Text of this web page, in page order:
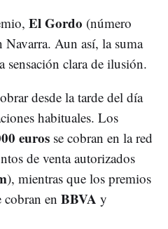
El Gordo (número
Navarra. Aun así, la suma
sensación clara de ilusión.
desde la tarde del día
habituales. Los
euros se cobran en la red
de venta autorizados
), mientras que los premios
cobran en BBVA y